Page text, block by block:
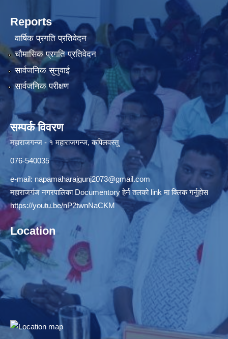
Reports
वार्षिक प्रगति प्रतिवेदन
चौमासिक प्रगति प्रतिवेदन
सार्वजनिक सुनुवाई
सार्वजनिक परीक्षण
सम्पर्क विवरण
महाराजगन्ज - १ महाराजगन्ज, कपिलवस्तु
076-540035
e-mail: napamaharajgunj2073@gmail.com
महाराजगंज नगरपालिका Documentory हेर्न तलको link मा क्लिक गर्नुहोस
https://youtu.be/nP2twnNaCKM
Location